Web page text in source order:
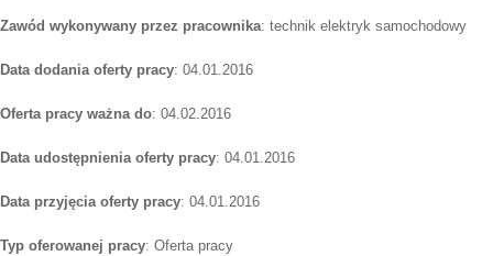
Zawód wykonywany przez pracownika: technik elektryk samochodowy
Data dodania oferty pracy: 04.01.2016
Oferta pracy ważna do: 04.02.2016
Data udostępnienia oferty pracy: 04.01.2016
Data przyjęcia oferty pracy: 04.01.2016
Typ oferowanej pracy: Oferta pracy